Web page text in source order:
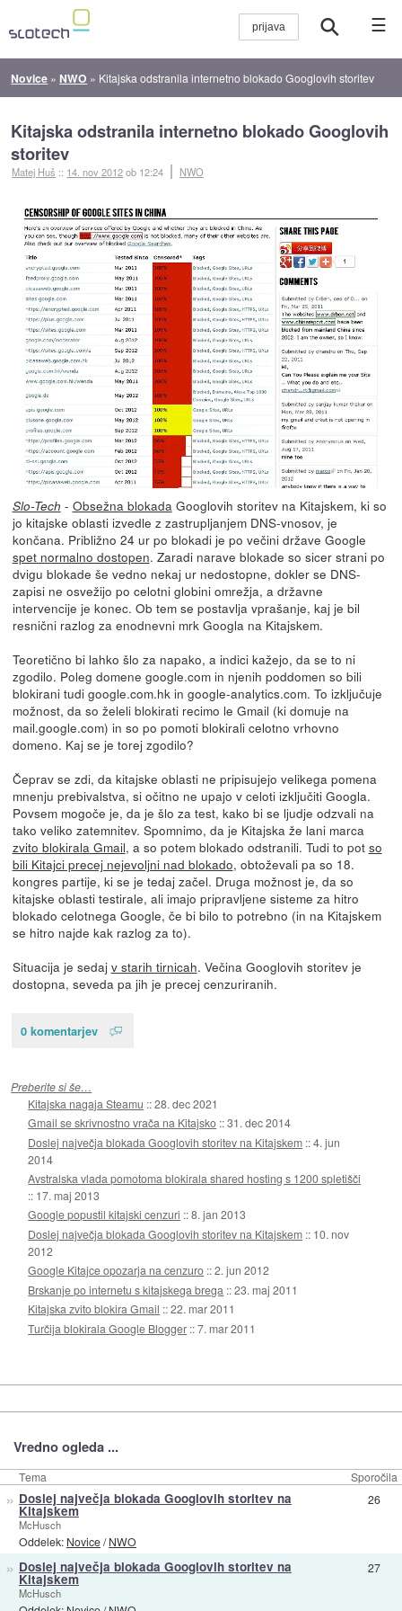
☰
Novice » NWO » Kitajska odstranila internetno blokado Googlovih storitev
Kitajska odstranila internetno blokado Googlovih
storitev
Matej Huš :: 14. nov 2012ob 12:24 NWO
Slo-Tech - Obsežna blokadaGooglovih storitev na Kitajskem, ki so
jo kitajske oblasti izvedle z zastrupljanjem DNS-vnosov, je
končana. Približno 24 ur po blokadi je po večini države Google
spet normalno dostopen. Zaradi narave blokade so sicer strani po
dvigu blokade še vedno nekaj ur nedostopne, dokler se DNS-
zapisi ne osvežijo po celotni globini omrežja, a državne
intervencije je konec. Ob tem se postavlja vprašanje, kaj je bil
resnični razlog za enodnevni mrk Googla na Kitajskem.
Teoretično bi lahko šlo za napako, a indici kažejo, da se to ni
zgodilo. Poleg domene google.com in njenih poddomen so bili
blokirani tudi google.com.hk in google-analytics.com. To izključuje
možnost, da so želeli blokirati recimo le Gmail (ki domuje na
mail.google.com) in so po pomoti blokirali celotno vrhovno
domeno. Kaj se je torej zgodilo?
Čeprav se zdi, da kitajske oblasti ne pripisujejo velikega pomena
mnenju prebivalstva, si očitno ne upajo v celoti izključiti Googla.
Povsem mogoče je, da je šlo za test, kako bi se ljudje odzvali na
tako veliko zatemnitev. Spomnimo, da je Kitajska že lani marca
zvito blokirala Gmail, a so potem blokado odstranili. Tudi to pot so
bili Kitajci precej nejevoljni nad blokado, obtoževali pa so 18.
kongres partije, ki se je tedaj začel. Druga možnost je, da so
kitajske oblasti testirale, ali imajo pripravljene sisteme za hitro
blokado celotnega Google, če bi bilo to potrebno (in na Kitajskem
se hitro najde kak razlog za to).
Situacija je sedaj v starih tirnicah. Večina Googlovih storitev je
dostopna, seveda pa jih je precej cenzuriranih.
0 komentarjev
Preberite si še…
Kitajska nagaja Steamu ::28. dec 2021
Gmail se skrivnostno vrača na Kitajsko ::31. dec 2014
Doslej največja blokada Googlovih storitev na Kitajskem ::4. jun
2014
Avstralska vlada pomotoma blokirala shared hosting s 1200 spletišči
:: 17. maj 2013
Google popustil kitajski cenzuri ::8. jan 2013
Doslej največja blokada Googlovih storitev na Kitajskem :: 10. nov
2012
Google Kitajce opozarja na cenzuro ::2. jun 2012
Brskanje po internetu s kitajskega brega ::23. maj 2011
Kitajska zvito blokira Gmail ::22. mar 2011
Turčija blokirala Google Blogger ::7. mar 2011
Vredno ogleda ...
Tema Sporočila
» Doslej največja blokada Googlovih storitev na
Kitajskem
McHusch
Oddelek: Novice/NWO
26
» Doslej največja blokada Googlovih storitev na
Kitajskem
McHusch
27